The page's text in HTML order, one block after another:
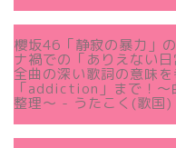
櫻坂46「静寂の暴力」
ナ禍での「ありえない
全曲の深い歌詞の意味
「addiction」まで！〜
整理～ - うたこく(歌国)